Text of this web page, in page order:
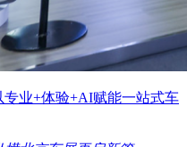
专业+体验+AI赋能一站式车